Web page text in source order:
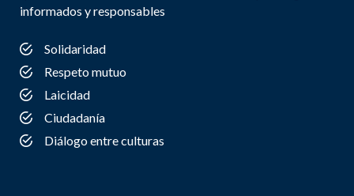
informados y responsables
Solidaridad
Respeto mutuo
Laicidad
Ciudadanía
Diálogo entre culturas